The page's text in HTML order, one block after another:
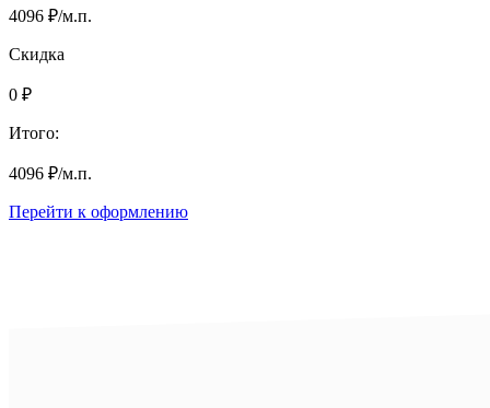
4096 ₽/м.п.
Скидка
0 ₽
Итого:
4096 ₽/м.п.
Перейти к оформлению